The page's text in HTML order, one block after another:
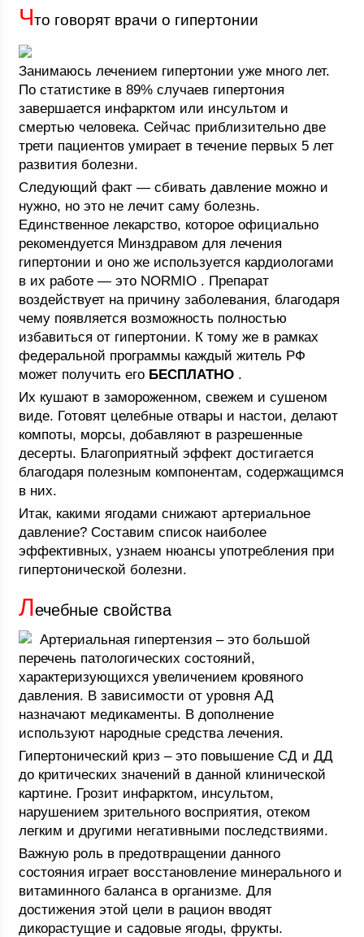
Что говорят врачи о гипертонии
Занимаюсь лечением гипертонии уже много лет.
По статистике в 89% случаев гипертония
завершается инфарктом или инсультом и
смертью человека. Сейчас приблизительно две
трети пациентов умирает в течение первых 5 лет
развития болезни.
Следующий факт — сбивать давление можно и
нужно, но это не лечит саму болезнь.
Единственное лекарство, которое официально
рекомендуется Минздравом для лечения
гипертонии и оно же используется кардиологами
в их работе — это NORMIO . Препарат
воздействует на причину заболевания, благодаря
чему появляется возможность полностью
избавиться от гипертонии. К тому же в рамках
федеральной программы каждый житель РФ
может получить его БЕСПЛАТНО .
Их кушают в замороженном, свежем и сушеном
виде. Готовят целебные отвары и настои, делают
компоты, морсы, добавляют в разрешенные
десерты. Благоприятный эффект достигается
благодаря полезным компонентам, содержащимся
в них.
Итак, какими ягодами снижают артериальное
давление? Составим список наиболее
эффективных, узнаем нюансы употребления при
гипертонической болезни.
Лечебные свойства
Артериальная гипертензия – это большой
перечень патологических состояний,
характеризующихся увеличением кровяного
давления. В зависимости от уровня АД
назначают медикаменты. В дополнение
используют народные средства лечения.
Гипертонический криз – это повышение СД и ДД
до критических значений в данной клинической
картине. Грозит инфарктом, инсультом,
нарушением зрительного восприятия, отеком
легким и другими негативными последствиями.
Важную роль в предотвращении данного
состояния играет восстановление минерального и
витаминного баланса в организме. Для
достижения этой цели в рацион вводят
дикорастущие и садовые ягоды, фрукты.